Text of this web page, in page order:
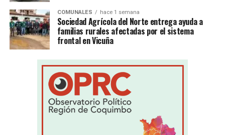
COMUNALES hace 1 semana
Sociedad Agrícola del Norte entrega ayuda a
familias rurales afectadas por el sistema
frontal en Vicuña